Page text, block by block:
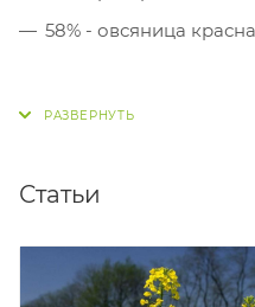
58% - овсяница
Газон под заказ
Статьи